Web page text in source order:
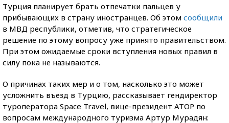
Турция планирует брать отпечатки пальцев у
прибывающих в страну иностранцев. Об этом сообщили
в МВД республики, отметив, что стратегическое
решение по этому вопросу уже принято правительством.
При этом ожидаемые сроки вступления новых правил в
силу пока не называются.
О причинах таких мер и о том, насколько это может
усложнить въезд в Турцию, рассказывает гендиректор
туроператора Space Travel, вице-президент АТОР по
вопросам международного туризма Артур Мурадян: